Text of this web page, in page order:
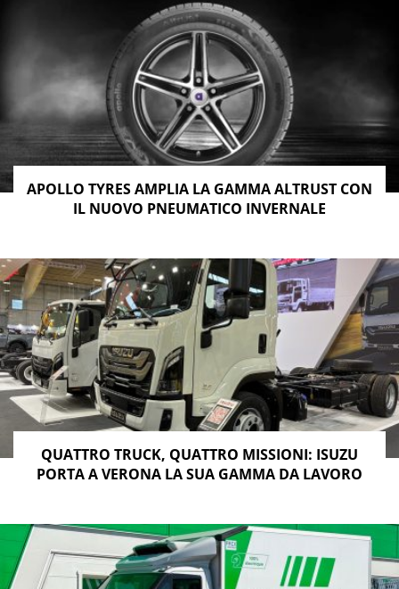
APOLLO TYRES AMPLIA LA GAMMA ALTRUST CON
IL NUOVO PNEUMATICO INVERNALE
QUATTRO TRUCK, QUATTRO MISSIONI: ISUZU
PORTA A VERONA LA SUA GAMMA DA LAVORO